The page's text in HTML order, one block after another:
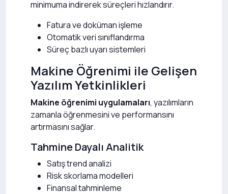
minimuma indirerek süreçleri hızlandırır.
Fatura ve doküman işleme
Otomatik veri sınıflandırma
Süreç bazlı uyarı sistemleri
Makine Öğrenimi ile Gelişen
Yazılım Yetkinlikleri
Makine öğrenimi uygulamaları, yazılımların
zamanla öğrenmesini ve performansını
artırmasını sağlar.
Tahmine Dayalı Analitik
Satış trend analizi
Risk skorlama modelleri
Finansal tahminleme